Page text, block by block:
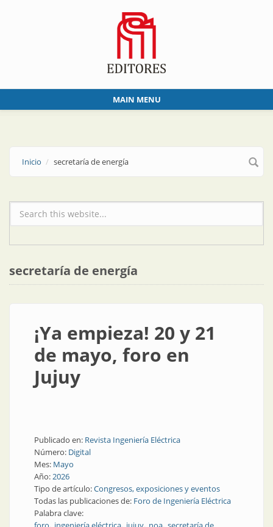
MAIN MENU
Inicio secretaría de energía
Formulario de búsqueda
secretaría de energía
¡Ya empieza! 20 y 21
de mayo, foro en
Jujuy
Publicado en: Revista Ingeniería Eléctrica
Número: Digital
Mes: Mayo
Año:2026
Tipo de artículo:Congresos, exposiciones y eventos
Todas las publicaciones de: Foro de Ingeniería Eléctrica
Palabra clave: